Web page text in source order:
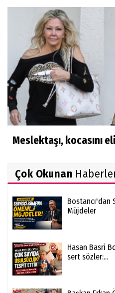
Meslektaşı, kocasını
Çok Okunan
Bostancı'dan
Müjdeler
Hasan Basri
sert sözler:...